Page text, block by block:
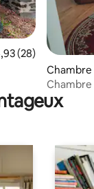
moyenne de
(28)
Chambre
Chambre